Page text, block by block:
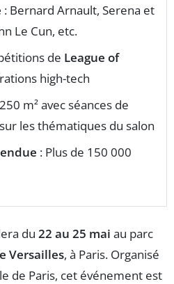
: Bernard Arnault, Serena et
Le Cun, etc.
de League of
high-tech
m² avec séances de
les thématiques du salon
: Plus de 150 000
du 22 au 25 mai au parc
Versailles, à Paris. Organisé
de Paris, cet événement est